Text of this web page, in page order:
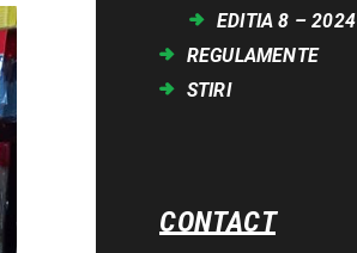
EDITIA 8 – 2024
REGULAMENTE
STIRI
CONTACT